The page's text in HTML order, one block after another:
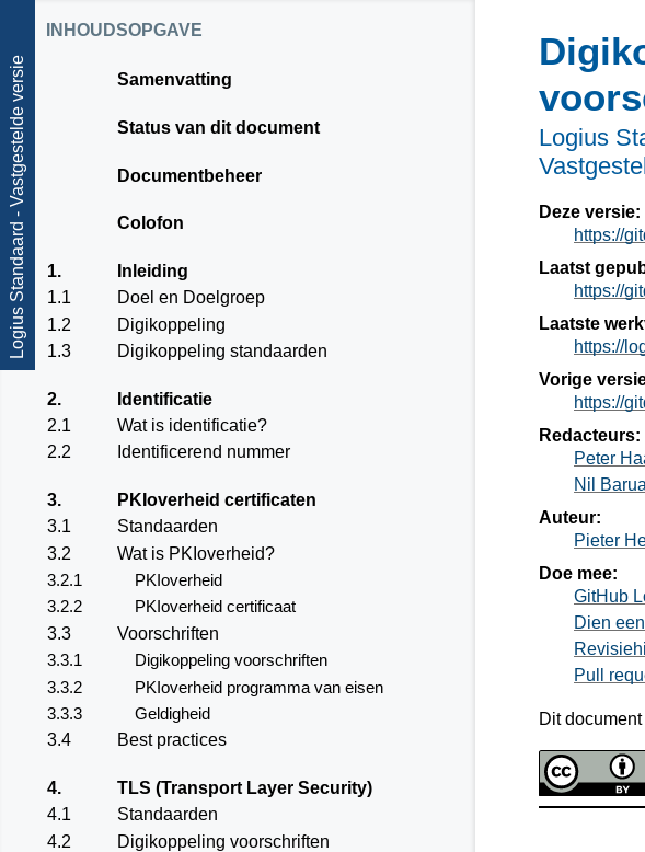
Logius
Deze versie:
https://
Laatst
https://
Laatste
https://
Vorige
https://
Redacteurs:
Peter
Nil Barua
Auteur:
Pieter
Doe mee:
GitHub
Dien
Pull
Dit
inhoudsopgave
Samenvatting
Status van dit document
Documentbeheer
Colofon
1.
Inleiding
1.1
Doel en Doelgroep
1.2
Digikoppeling
1.3
Digikoppeling standaarden
2.
Identificatie
2.1
Wat is identificatie?
2.2
Identificerend nummer
3.
PKIoverheid certificaten
3.1
Standaarden
3.2
Wat is PKIoverheid?
3.2.1
PKIoverheid
3.2.2
PKIoverheid certificaat
3.3
Voorschriften
3.3.1
Digikoppeling voorschriften
3.3.2
PKIoverheid programma van eisen
3.3.3
Geldigheid
3.4
Best practices
4.
TLS (Transport Layer Security)
4.1
Standaarden
4.2
Digikoppeling voorschriften
Logius Standaard - Vastgestelde versie